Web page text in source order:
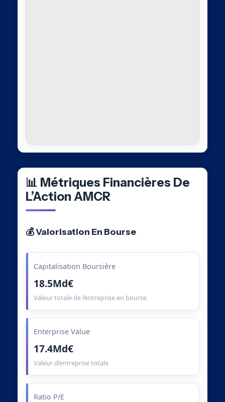
📊 Métriques Financières De
L’Action AMCR
💰 Valorisation En Bourse
Capitalisation Boursière
18.5Md€
Valeur totale de l’entreprise en bourse
Enterprise Value
17.4Md€
Valeur d’entreprise totale
Ratio P/E